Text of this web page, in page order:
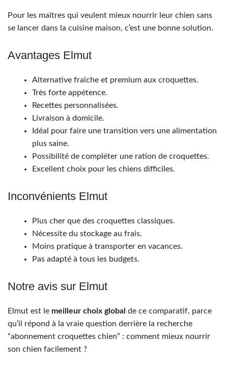
Pour les maîtres qui veulent mieux nourrir leur chien sans
se lancer dans la cuisine maison, c’est une bonne solution.
Avantages Elmut
Alternative fraîche et premium aux croquettes.
Très forte appétence.
Recettes personnalisées.
Livraison à domicile.
Idéal pour faire une transition vers une alimentation
plus saine.
Possibilité de compléter une ration de croquettes.
Excellent choix pour les chiens difficiles.
Inconvénients Elmut
Plus cher que des croquettes classiques.
Nécessite du stockage au frais.
Moins pratique à transporter en vacances.
Pas adapté à tous les budgets.
Notre avis sur Elmut
Elmut est le meilleur choix global de ce comparatif, parce
qu’il répond à la vraie question derrière la recherche
“abonnement croquettes chien” : comment mieux nourrir
son chien facilement ?